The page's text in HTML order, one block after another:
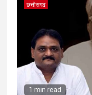
छत्तीसगढ
1 min read